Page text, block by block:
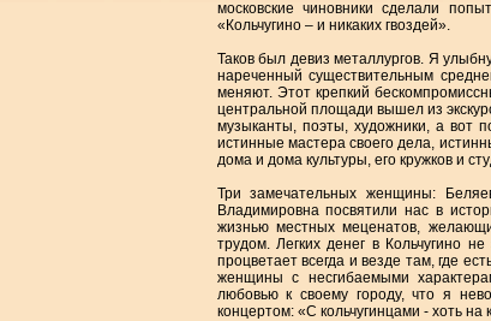
московские чиновники сделали
«Кольчугино – и никаких гвоздей».
Таков был девиз металлургов. Я
нареченный существительным
меняют. Этот крепкий
центральной площади вышел из
музыканты, поэты, художники, а вот
истинные мастера своего дела,
дома и дома культуры, его кружков и
Три замечательных женщины:
Владимировна посвятили нас в
жизнью местных меценатов,
трудом. Легких денег в Кольчугино
процветает всегда и везде там, где
женщины с несгибаемыми
любовью к своему городу, что я
концертом: «С кольчугинцами - хоть на